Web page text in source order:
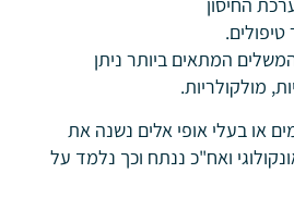
המתאים ביותר ניתן
מולקולריות.
או בעלי אופי אלים נשנה את
ואח"כ ננתח וכך נלמד על